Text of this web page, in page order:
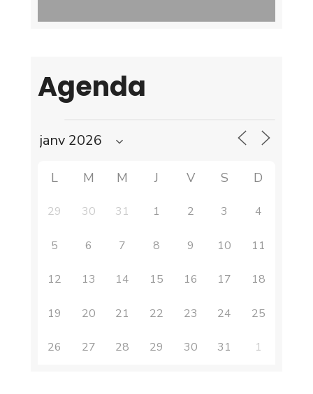
Agenda
L M M J V S D
29 30 31 1 2 3 4
5 6 7 8 9 10 11
12 13 14 15 16 17 18
19 20 21 22 23 24 25
26 27 28 29 30 31 1